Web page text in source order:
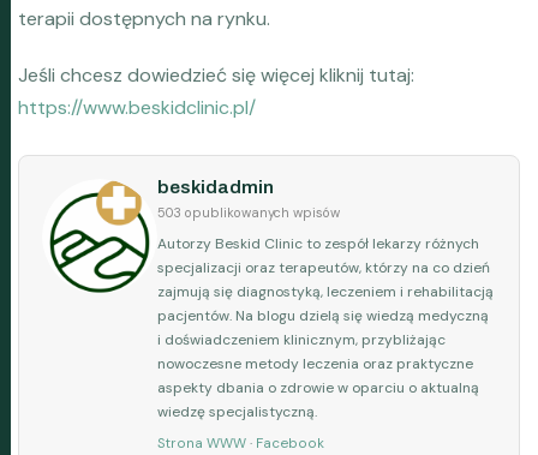
terapii dostępnych na rynku.
Jeśli chcesz dowiedzieć się więcej kliknij tutaj:
https://www.beskidclinic.pl/
beskidadmin
503 opublikowanych wpisów
Autorzy Beskid Clinic to zespół lekarzy różnych
specjalizacji oraz terapeutów, którzy na co dzień
zajmują się diagnostyką, leczeniem i rehabilitacją
pacjentów. Na blogu dzielą się wiedzą medyczną
i doświadczeniem klinicznym, przybliżając
nowoczesne metody leczenia oraz praktyczne
aspekty dbania o zdrowie w oparciu o aktualną
wiedzę specjalistyczną.
Strona WWW · Facebook